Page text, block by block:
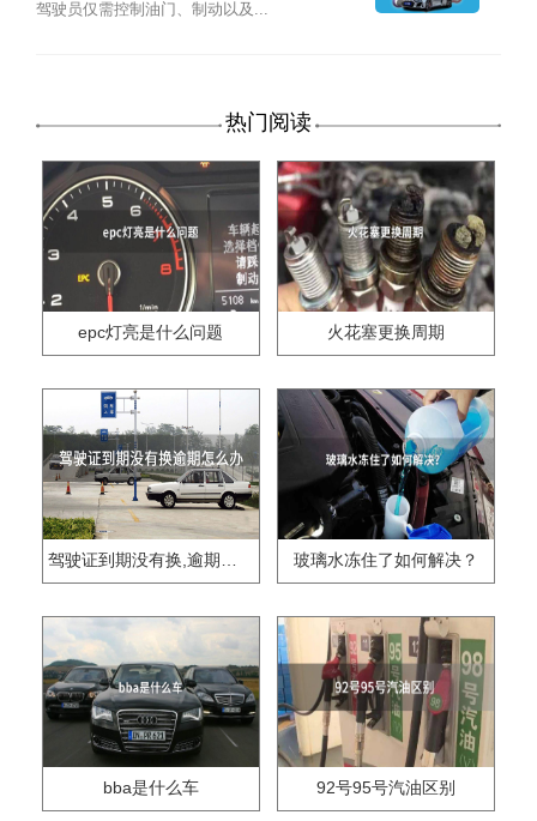
驾驶员仅需控制油门、制动以及...
热门阅读
epc灯亮是什么问题 火花塞更换周期
驾驶证到期没有换,逾期怎么办?? 玻璃水冻住了如何解决？
bba是什么车 92号95号汽油区别